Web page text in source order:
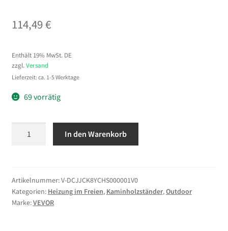
114,49€
Enthält 19% MwSt. DE
zzgl. Versand
Lieferzeit: ca. 1-5 Werktage
69 vorrätig
kg
Haltekapazität,
Brennholzregal
In den Warenkorb
Artikelnummer:V-DCJJCK8YCHS000001V0
Kategorien: Heizung im Freien, Kaminholzständer,Outdoor
Marke:VEVOR